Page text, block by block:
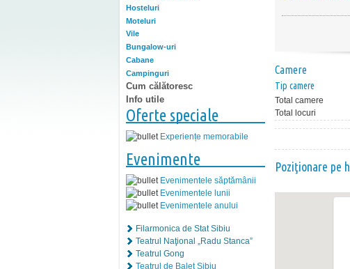
Hosteluri
Moteluri
Vile
Bungalow-uri
Cabane
Campinguri
Cum călătoresc
Info utile
Oferte speciale
Experiențe memorabile
Evenimente
Evenimentele săptămânii
Evenimentele lunii
Evenimentele anului
Filarmonica de Stat Sibiu
Teatrul Naţional „Radu Stanca”
Teatrul Gong
Teatrul de Balet Sibiu
Camere
Tip camere
Total camere
Total locuri
Poziţionare pe